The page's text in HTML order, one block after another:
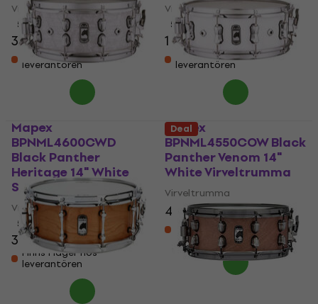
Virveltrumma
5/5
3 979 kr
Finns i lager hos
leverantören
Virveltrumma
5/5
1 649 kr
Finns i lager hos
leverantören
Mapex
BPNML4600CWD
Black Panther
Heritage 14" White
Strata Virveltrumma
Virveltrumma
5 /5
3 724,08 kr
Finns i lager hos
leverantören
Mapex
BPNML4550COW Black
Panther Venom 14"
White Virveltrumma
Virveltrumma
4 929 kr
Finns i lager hos
leverantören
Deal